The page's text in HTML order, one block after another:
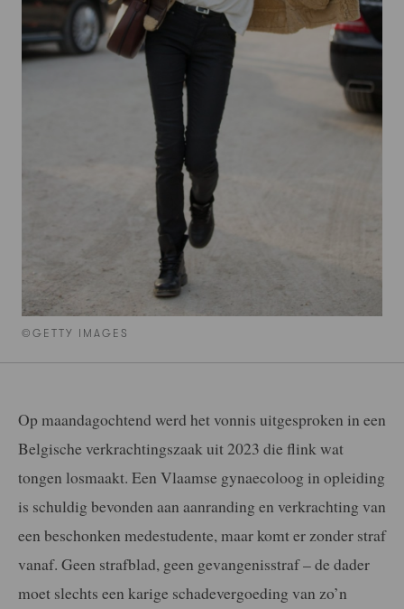
©GETTY IMAGES
Op maandagochtend werd het vonnis uitgesproken in een
Belgische verkrachtingszaak uit 2023 die flink wat
tongen losmaakt. Een Vlaamse gynaecoloog in opleiding
is schuldig bevonden aan aanranding en verkrachting van
een beschonken medestudente, maar komt er zonder straf
vanaf. Geen strafblad, geen gevangenisstraf – de dader
moet slechts een karige schadevergoeding van zo’n